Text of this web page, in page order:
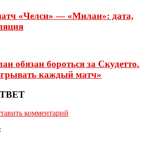
«Челси» — «Милан»: дата,
обязан бороться за Скудетто.
каждый матч»
комментарий